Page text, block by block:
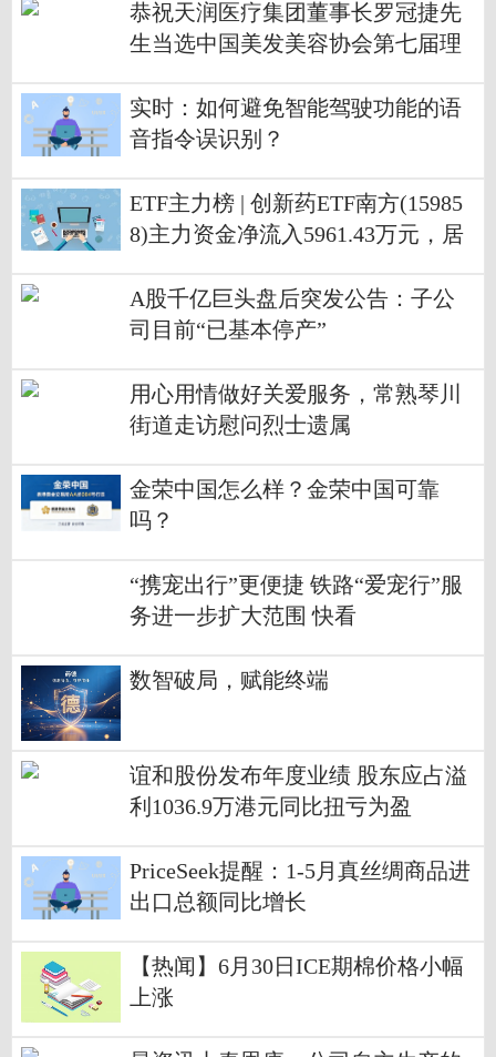
恭祝天润医疗集团董事长罗冠捷先
生当选中国美发美容协会第七届理
实时：如何避免智能驾驶功能的语
音指令误识别？
ETF主力榜 | 创新药ETF南方(15985
8)主力资金净流入5961.43万元，居
A股千亿巨头盘后突发公告：子公
司目前“已基本停产”
用心用情做好关爱服务，常熟琴川
街道走访慰问烈士遗属
金荣中国怎么样？金荣中国可靠
吗？
“携宠出行”更便捷 铁路“爱宠行”服
务进一步扩大范围 快看
数智破局，赋能终端
谊和股份发布年度业绩 股东应占溢
利1036.9万港元同比扭亏为盈
PriceSeek提醒：1-5月真丝绸商品进
出口总额同比增长
【热闻】6月30日ICE期棉价格小幅
上涨